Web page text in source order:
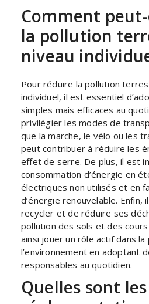
Comment
la pollution
niveau
Pour réduire la pollution
individuel, il est essentiel
simples mais efficaces au
privilégier les modes de
que la marche, le vélo ou les
peut contribuer à réduire les
effet de serre. De plus, il est
consommation d’énergie en
électriques non utilisés et en
d’énergie renouvelable. Enfin,
recycler et de réduire ses
pollution des sols et des cours
ainsi jouer un rôle actif dans
l’environnement en adoptant
responsables au quotidien.
Quelles sont les